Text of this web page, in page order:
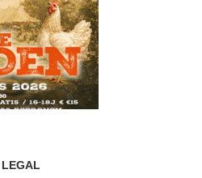
LEGAL